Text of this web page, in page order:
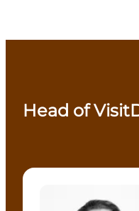
Head of
Christina Eiby